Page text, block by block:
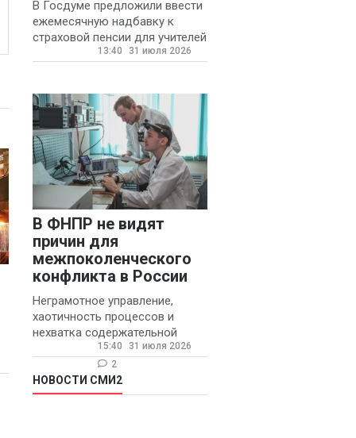
В Госдуме предложили ввести
ежемесячную надбавку к
страховой пенсии для учителей
государственных и
13:40 31 июля 2026
В ФНПР не видят
причин для
межпоколенческого
конфликта в России
Неграмотное управление,
хаотичность процессов и
нехватка содержательной
обратной связи от
руководителя являются
основными причинами
конфликтов и раздражения в
15:40
31 июля 2026
2
НОВОСТИ СМИ2